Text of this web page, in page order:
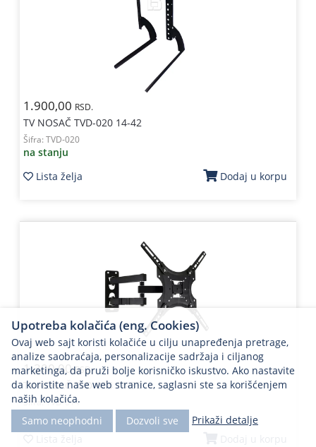
1.900,00 RSD.
TV NOSAČ TVD-020 14-42
Šifra: TVD-020
na stanju
Lista želja
Dodaj u korpu
1.300,00RSD.
TV NOSAČ TVD-014 14-55
Šifra:TVD-014
na stanju
Upotreba kolačića (eng. Cookies)
Ovaj web sajt koristi kolačiće u cilju unapređenja pretrage,
analize saobraćaja, personalizacije sadržaja i ciljanog
marketinga, da pruži bolje korisničko iskustvo. Ako nastavite
da koristite naše web stranice, saglasni ste sa korišćenjem
naših kolačića.
Samo neophodni
Dozvoli sve Prikaži detalje